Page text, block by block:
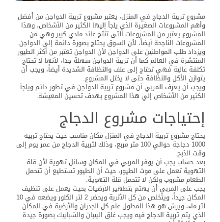
مشروع تربية الدجاج في المنزل، يعتبر مشروع تربية الدواجن من أفضل
وأهم المشروعات الصغيرة الذي يلجأ إليها الكثير من الأشخاص، وهذا
المشروع يعتبر من المشروعات التى تنتج عائد مادي كبير وهي من
المشروعات الناجحة أيضاً، لأن السوق يحتاج بصورة دائمة إلى الدواجن.
ويزداد طلب المواطنين على الدواجن لأن الدواجن تعتبر من أكثر الطيور
المنتشرة في العالم كما أن تربية الدواجن سهلة جدا، لأنها لا تحتاج
تكلفة عالية فهي تحتاج إلى علف والنظافة الشديدة أيضاً، ويجب أن
يتوازن الأكل والنظافة حتى لا يختل المشروع.
ويجب أن يعرف المربي أن مشروع تربية الدواجن في تطور دائم ويلجأ
الكثير من الأشخاص إلي هذا المشروع بهدف تحسين المعيشة.
إحتياجات مشروع الدجاج
يحتاج مشروع تربية الدجاج في المنزل مكان مناسب حيث يحتاج تربيه
1000 دجاجة حوالي 100 متر مربع، وذلك لتربية الدجاج من عمر يوم إلى
وقت الذبح.
بعد حساب يجب أن يوفر المربي في المكان وسائل تهوية لأن قلة
التهوية تعمل على موت الطيور، حيث أن الطيور تستطيع أن تتحمل
الطعام مشروب ولكن لا تتحمل قلة التهوية.
يجب على المربي أن يهتم بتطهير الأرضيات بحيث يعمل على تنظيف
المكان جيداً، ويتخلص من كل الأتربة ويحضر 2 لتر الكلور ويضعه في 10
لتر ماء، ويرش هو هذا المحلول علم كل الجدران والأرضية في المكان
الذي يتم تربية الدجاج فيه ويجب غلق البيبان والشبابيك بصورة جيدة